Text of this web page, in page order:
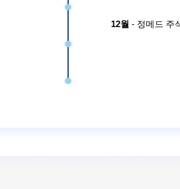
12월 - 정메드 주